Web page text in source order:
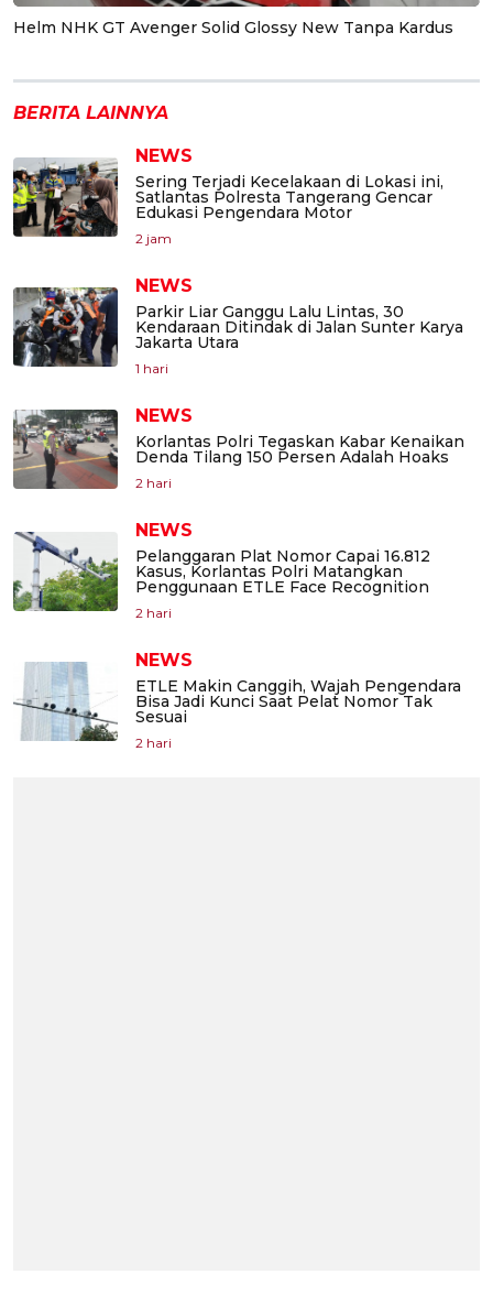
Helm NHK GT Avenger Solid Glossy New Tanpa Kardus
BERITA LAINNYA
NEWS
Sering Terjadi Kecelakaan di Lokasi ini,
Satlantas Polresta Tangerang Gencar
Edukasi Pengendara Motor
2 jam
NEWS
Parkir Liar Ganggu Lalu Lintas, 30
Kendaraan Ditindak di Jalan Sunter Karya
Jakarta Utara
1 hari
NEWS
Korlantas Polri Tegaskan Kabar Kenaikan
Denda Tilang 150 Persen Adalah Hoaks
2 hari
NEWS
Pelanggaran Plat Nomor Capai 16.812
Kasus, Korlantas Polri Matangkan
Penggunaan ETLE Face Recognition
2 hari
NEWS
ETLE Makin Canggih, Wajah Pengendara
Bisa Jadi Kunci Saat Pelat Nomor Tak
Sesuai
2 hari